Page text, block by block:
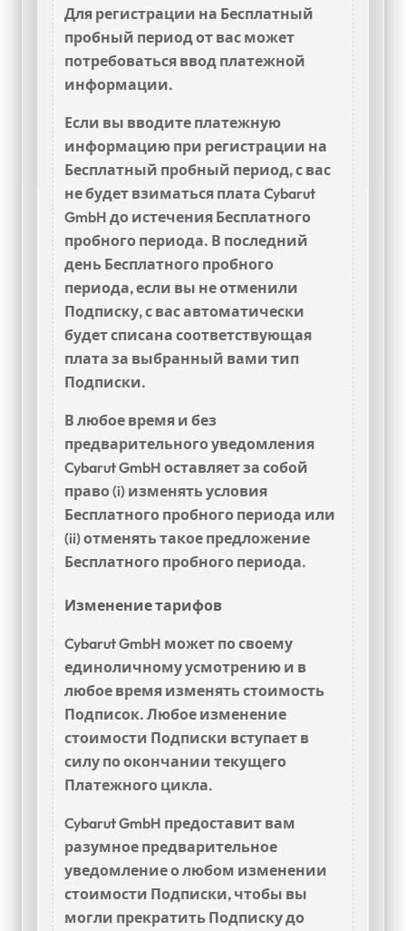
Для регистрации на Бесплатный
пробный период от вас может
потребоваться ввод платежной
информации.
Если вы вводите платежную
информацию при регистрации на
Бесплатный пробный период, с вас
не будет взиматься плата Cybarut
GmbH до истечения Бесплатного
пробного периода. В последний
день Бесплатного пробного
периода, если вы не отменили
Подписку, с вас автоматически
будет списана соответствующая
плата за выбранный вами тип
Подписки.
В любое время и без
предварительного уведомления
Cybarut GmbH оставляет за собой
право (i) изменять условия
Бесплатного пробного периода или
(ii) отменять такое предложение
Бесплатного пробного периода.
Изменение тарифов
Cybarut GmbH может по своему
единоличному усмотрению и в
любое время изменять стоимость
Подписок. Любое изменение
стоимости Подписки вступает в
силу по окончании текущего
Платежного цикла.
Cybarut GmbH предоставит вам
разумное предварительное
уведомление о любом изменении
стоимости Подписки, чтобы вы
могли прекратить Подписку до